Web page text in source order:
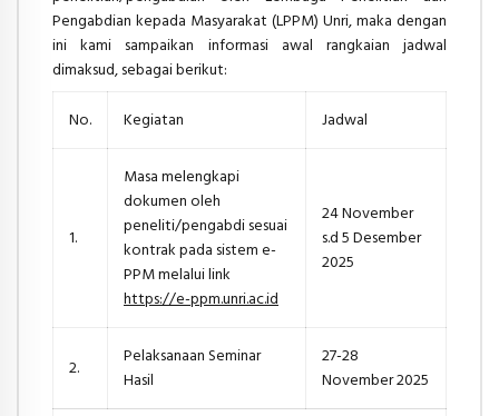
Pengabdian kepada Masyarakat (LPPM) Unri, maka dengan
ini kami sampaikan informasi awal rangkaian jadwal
dimaksud, sebagai berikut:
No. Kegiatan Jadwal
1.
Masa melengkapi
dokumen oleh
peneliti/pengabdi sesuai
kontrak pada sistem e-
PPM melalui link
https://e-ppm.unri.ac.id
24 November
s.d 5 Desember
2025
2.
Pelaksanaan Seminar
Hasil
27-28
November 2025